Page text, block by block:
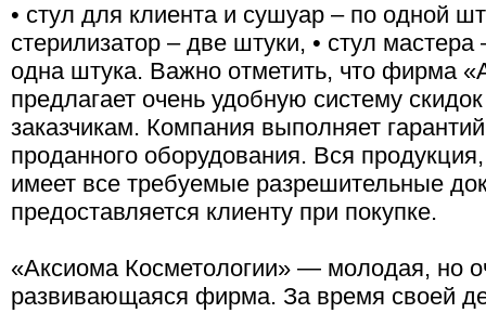
• стул для клиента и сушуар – по одной
стерилизатор – две штуки, • стул
одна штука. Важно отметить, что фирма
предлагает очень удобную систему
заказчикам. Компания выполняет
проданного оборудования. Вся
имеет все требуемые разрешительные
предоставляется клиенту при покупке.
«Аксиома Косметологии» — молодая, но
развивающаяся фирма. За время своей